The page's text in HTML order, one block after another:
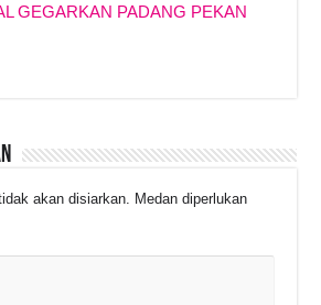
GEGARKAN PADANG PEKAN
akan disiarkan.
Medan diperlukan